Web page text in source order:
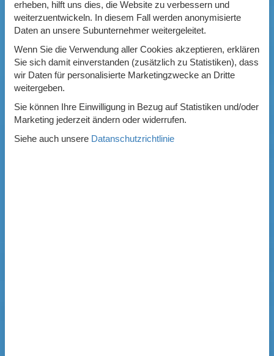
erheben, hilft uns dies, die Website zu verbessern und
weiterzuentwickeln. In diesem Fall werden anonymisierte
Daten an unsere Subunternehmer weitergeleitet.
Wenn Sie die Verwendung aller Cookies akzeptieren, erklären
Sie sich damit einverstanden (zusätzlich zu Statistiken), dass
wir Daten für personalisierte Marketingzwecke an Dritte
weitergeben.
Sie können Ihre Einwilligung in Bezug auf Statistiken und/oder
Marketing jederzeit ändern oder widerrufen.
Siehe auch unsere Datanschutzrichtlinie